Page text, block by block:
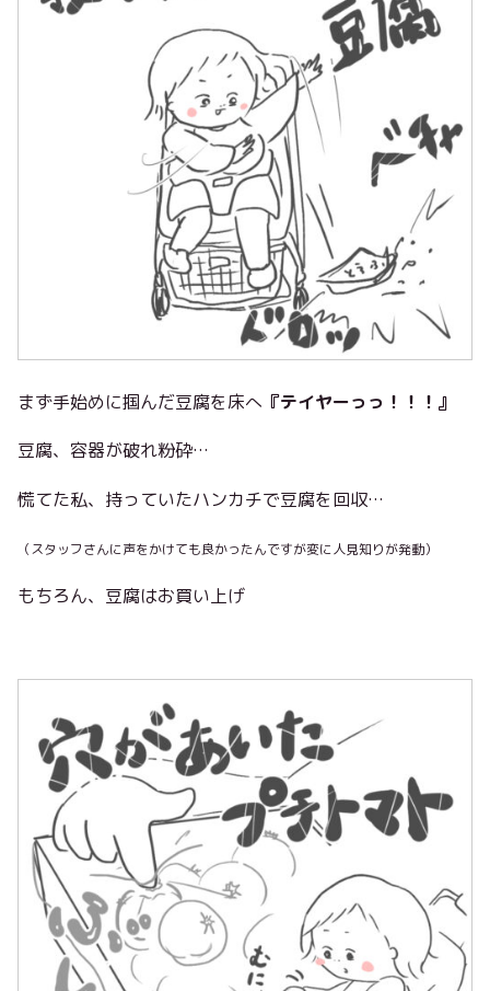
まず手始めに掴んだ豆腐を床へ 『テイヤーっっ！！！』
豆腐、容器が破れ粉砕…
慌てた私、持っていたハンカチで豆腐を回収…
（スタッフさんに声をかけても良かったんですが変に人見知りが発動）
もちろん、豆腐はお買い上げ